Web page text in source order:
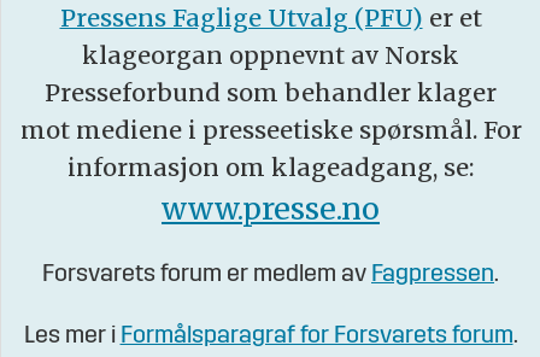
Pressens Faglige Utvalg (PFU) er et
klageorgan oppnevnt av Norsk
Presseforbund som behandler klager
mot mediene i presseetiske spørsmål. For
informasjon om klageadgang, se:
www.presse.no
Forsvarets forum er medlem av Fagpressen.
Les mer i Formålsparagraf for Forsvarets forum.